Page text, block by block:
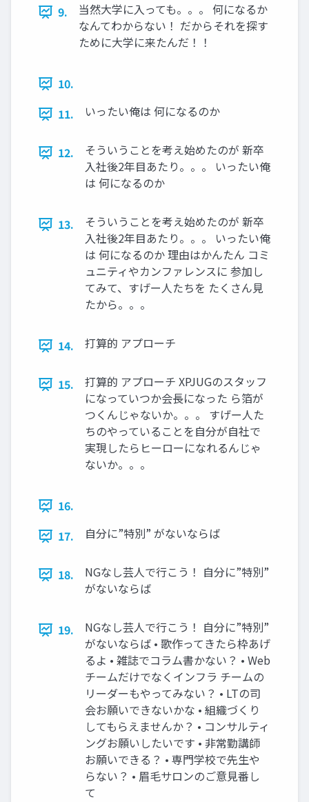
9.
当然大学に入っても。。。 何になるか
なんてわからない！ だからそれを探す
ために大学に来たんだ！！
10.
11.
いったい俺は 何になるのか
12.
そういうことを考え始めたのが 新卒
入社後2年目あたり。。。 いったい俺
は 何になるのか
13.
そういうことを考え始めたのが 新卒
入社後2年目あたり。。。 いったい俺
は 何になるのか 理由はかんたん コミ
ュニティやカンファレンスに 参加し
てみて、すげー人たちを たくさん見
たから。。。
14. 打算的 アプローチ
15.
打算的 アプローチ XPJUGのスタッフ
になっていつか会長になった ら箔が
つくんじゃないか。。。 すげー人た
ちのやっていることを自分が自社で
実現したらヒーローになれるんじゃ
ないか。。。
16.
17.
自分に”特別” がないならば
18.
NGなし芸人で行こう！ 自分に”特別”
がないならば
19.
NGなし芸人で行こう！ 自分に”特別”
がないならば • 歌作ってきたら枠あげ
るよ • 雑誌でコラム書かない？ • Web
チームだけでなくインフラ チームの
リーダーもやってみない？ • LTの司
会お願いできないかな • 組織づくり
してもらえませんか？ • コンサルティ
ングお願いしたいです • 非常勤講師
お願いできる？ • 専門学校で先生や
らない？ • 眉毛サロンのご意見番し
て